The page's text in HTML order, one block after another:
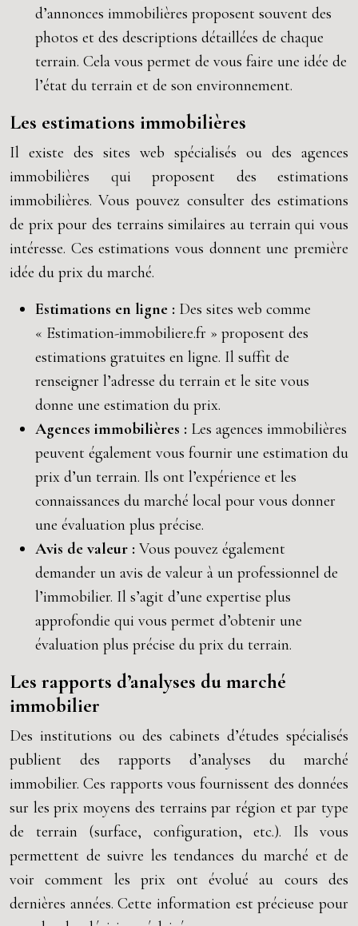
d’annonces immobilières proposent souvent des
photos et des descriptions détaillées de chaque
terrain. Cela vous permet de vous faire une idée de
l’état du terrain et de son environnement.
Les estimations immobilières
Il existe des sites web spécialisés ou des agences
immobilières qui proposent des estimations
immobilières. Vous pouvez consulter des estimations
de prix pour des terrains similaires au terrain qui vous
intéresse. Ces estimations vous donnent une première
idée du prix du marché.
Estimations en ligne : Des sites web comme
« Estimation-immobiliere.fr » proposent des
estimations gratuites en ligne. Il suffit de
renseigner l’adresse du terrain et le site vous
donne une estimation du prix.
Agences immobilières : Les agences immobilières
peuvent également vous fournir une estimation du
prix d’un terrain. Ils ont l’expérience et les
connaissances du marché local pour vous donner
une évaluation plus précise.
Avis de valeur : Vous pouvez également
demander un avis de valeur à un professionnel de
l’immobilier. Il s’agit d’une expertise plus
approfondie qui vous permet d’obtenir une
évaluation plus précise du prix du terrain.
Les rapports d’analyses du marché
immobilier
Des institutions ou des cabinets d’études spécialisés
publient des rapports d’analyses du marché
immobilier. Ces rapports vous fournissent des données
sur les prix moyens des terrains par région et par type
de terrain (surface, configuration, etc.). Ils vous
permettent de suivre les tendances du marché et de
voir comment les prix ont évolué au cours des
dernières années. Cette information est précieuse pour